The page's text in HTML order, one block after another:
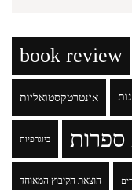
book review
אינטרטקסטואליות
ביוגרפיות ספרות
הוצאת הקיבוץ המאוחד